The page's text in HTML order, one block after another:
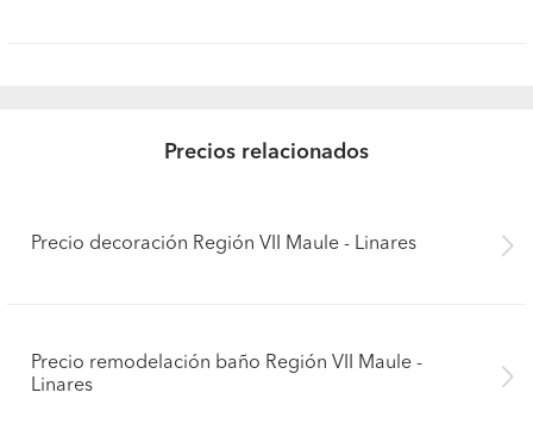
Precios relacionados
Precio decoración Región VII Maule - Linares
Precio remodelación baño Región VII Maule -
Linares